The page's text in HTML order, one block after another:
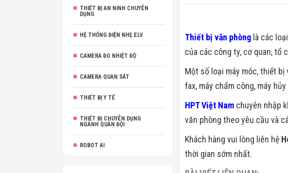
THIẾT BỊ AN NINH CHUYÊN
DỤNG
HỆ THỐNG ĐIỆN NHẸ ELV
CAMERA ĐO NHIỆT ĐỘ
CAMERA QUAN SÁT
THIẾT BỊ Y TẾ
THIẾT BỊ CHUYÊN DỤNG
NGÀNH QUÂN ĐỘI
ROBOT AI
Thiết bị văn phòng là các
của các công ty, cơ quan, tổ
Một số loại máy móc, thiết bị
fax, máy chấm công, máy
HPT Việt Nam chuyên nhập
văn phòng theo yêu cầu và
Khách hàng vui lòng liên hệ
thời gian sớm nhất.